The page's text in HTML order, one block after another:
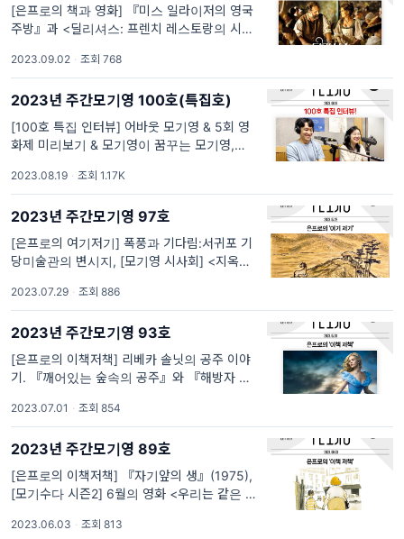
[은프로의 책과 영화] 『미스 일라이저의 영국
주방』과 <딜리셔스: 프렌치 레스토랑의 시작
(2001), [5회 모기영] 후원에 감사합니다!. [은
프로의 책과 영화] 요리책과 시, 또는 음식과 혁
명 『미스 일라이저의 영국주방』과 <딜리
셔...
2023.09.02 · 조회 768
2023년 주간모기영 100호(특집호)
[100호 특집 인터뷰] 어바웃 모기영 & 5회 영
화제 미리보기 & 모기영이 꿈꾸는 모기영,
이벤트, [5회 모기영] 후원에 감사합니다.. 주간
모기영 100호 특집호 최은 부집행위원장 & 강
원중 사무국장 인터뷰 대전 CBS 라디오 '...
2023.08.19 · 조회 1.17K
2023년 주간모기영 97호
[은프로의 여기저기] 폭풍과 기다림:서귀포 기
당미술관의 변시지, [모기영 시사회] <지옥만
포 기당미술관의 변시지 한 남자가 구부정하게
서서 나무에 몸을 기대고 있습니다. 손에는 막
대기에 가까운 지팡이를 들고 있군요. 멀리 수
평선
2023.07.29 · 조회 886
2023년 주간모기영 93호
[은프로의 이책저책] 리베카 솔닛의 공주 이야
기. 『깨어있는 숲속의 공주』와 『해방자 신
라스의 여름>(2022). [은프로의 이책저책] 리
베카 솔닛의 공주 이야기, 『깨어있는 숲속의
공주』와 『해방자 신데렐라』 잠자는 공주 이
야기에는...
2023.07.01 · 조회 854
2023년 주간모기영 89호
[은프로의 이책저책] 『자기앞의 생』(1975),
[모기수다 시즌2] 6월의 영화 <우리는 같은 꿈
전하지 못해서, 함께입니다 : 에밀 아자르의
2023.06.03 · 조회 813